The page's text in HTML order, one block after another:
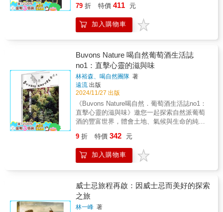
風味，接著若不是從此深深愛上那獨特的滋
味，不然就是眉頭一皺逃之夭夭。究竟，這個
小小的蘇格蘭海島有什麼魔力，讓全世界威士
多」，可見其地位之重要。本書作者伊恩・威
斯涅夫斯基是蘇格蘭雙耳酒杯執杯協會
（Keepers of the Quaich）的執杯大師
（Master of the Quaich），亦是威士忌專業寫
作者。他從上個世紀末就開始品飲威士忌，踏
查酒廠的經驗豐富，他在本書中探究了艾雷島
如何結合傳統、創新、氣候與地點，從而創造
出最優秀的蘇格蘭威士忌，並且一一介紹艾雷
島上十三家酒廠的前世今生與未來，另附上精
選酒款的品飲筆記，以及他自己的品飲心法。
以威士忌書籍少見的風格勾勒出艾雷島上迷人
的地景與酒廠風光，用色及線條簡約獨特，更
加增添翻閱時的樂趣。我們建議，各位不妨一
忌慢慢品嚐，讓文字與風味帶你飛向那個海風
鹹鹹的遠方小島。
鋪管理，包含庫存管理和經營 ▪ 能掌控多位客
「傳統調酒師有時是調製飲料的專家，管理整
間酒吧；有時則是顧客最棒的諮商師、最好的
朋友。」 〖Mixologist 科學調酒師〗▪ 使用創
典調酒，提高精緻度▪ 開發、尋找、應用新的技
術和技巧▪ 研究並支持調酒師發展業務領域(擔
任顧問) 「科學調酒師有時候是調製飲品的人，
有時是科學家，總在尋求、創造新的調飲技
術，開拓調酒文化」 ☛本書的重點架構和技巧
有哪些？ ▪ 探討調酒基本技法1. 攪拌法(stir)
222. 搖盪法(shake) 293. 拋接法(throwing) 344.
直調法(build) 355. 混合法/霜凍調酒(mixing /
法、器具1. 杯具2. 冰 3. 賦予調酒特色的材料
1)鹽 2)甜味劑 3)香料、調味料 4)茶葉 4. 創造新
風味的技術與概念 6 1)浸漬法(Infusion) 2)洗滌
調酒4. 擬食調酒5. 概念調酒6. 茶調酒 7. 咖啡
調酒8. 日本傳統酒調酒9. 液態氮調酒 ☛調酒師
們可以從本書學到什麼？1. 掌握科學調酒的理
論精神 2. 學會建構調酒的基本概念3. 開發新的
須花費重金就能品飲優質威士忌」。「這有點
像一門學問……強烈建議您購買本書，因為它
風趣的語氣、尖刻的批評和伊恩．巴士頓對價
之作，以幽默的方式表現出高水平的專業知
識。平易近人、有趣且內容豐富」──《Robb
Report》威士忌專家伊恩‧巴克斯頓(Ian Buxton)
以幽默的方式表現出高水平的專業知識，只推
薦了不拘一格的老牌佳釀、矚目的新秀，以及
不為人知的神祕佳釀，讓人不得不一醉方休。
無論是來自加拿大、印度、美國、瑞典、愛爾
蘭、日本或是蘇格蘭的山丘、峽谷和島嶼，這
裡都有您真正想要的 101 種威士忌！書中介紹
的101款威士忌，目的在讓讀者探索並提升對威
忌。本書特色‧只介紹絕品佳釀，請在漲價前趕
緊先下手為強！‧要舉辦商業聚餐時，該選什麼
酒？‧該買12年份還是15年份？‧便宜就沒好酒？
潮流◎
79 折 特價 411 元
加入購物車
Buvons Nature 喝自然葡萄酒生活誌
no1：直擊心靈的滋與味
林裕森、喝自然團隊 著
遠流 出版
2024/11/27 出版
《Buvons Nature喝自然．葡萄酒生活誌no1：
直擊心靈的滋與味》邀您一起探索自然派葡萄
酒的豐富世界，體會土地、氣候與生命的純粹
包含紅、白、橘酒到氣泡酒等多樣風味，這些
酒款的選擇反映了每位釀酒師對土地和年份的
真摯詮釋，讓飲者感受到來自大地的無限生命
酒誌在「喝 自然」策展人林裕森的策劃下，深
入探討自然酒的各種面向：如何將葡萄酒釀造
中的副產物再生利用，創造出一系列「葡萄酒
9 折 特價 342 元
加入購物車
威士忌旅程再啟：因威士忌而美好的探索
之旅
林一峰 著